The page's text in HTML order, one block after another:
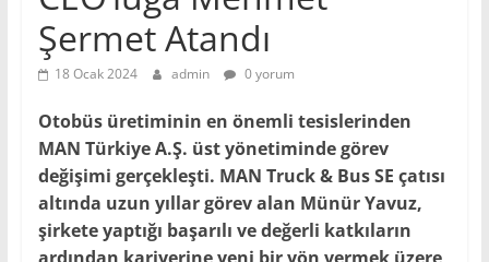
Şermet Atandı
18 Ocak 2024 admin 0 yorum
Otobüs üretiminin en önemli tesislerinden
MAN Türkiye A.Ş. üst yönetiminde görev
değişimi gerçekleşti. MAN Truck & Bus SE çatısı
altında uzun yıllar görev alan Münür Yavuz,
şirkete yaptığı başarılı ve değerli katkıların